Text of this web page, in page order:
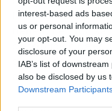
interest-based ads
us or personal
your opt-out. You may
disclosure of your
IAB’s list of
also be disclosed by us
Downstream
historia. Para
tienen, Belltron se
distribución de
que ayudan a que
alcance a todo el